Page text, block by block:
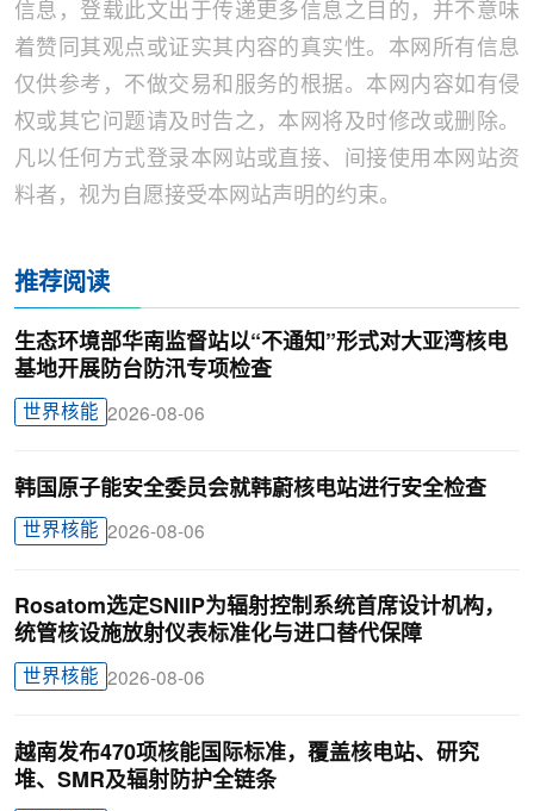
信息，登载此文出于传递更多信息之目的，并不意味
着赞同其观点或证实其内容的真实性。本网所有信息
仅供参考，不做交易和服务的根据。本网内容如有侵
权或其它问题请及时告之，本网将及时修改或删除。
凡以任何方式登录本网站或直接、间接使用本网站资
料者，视为自愿接受本网站声明的约束。
推荐阅读
生态环境部华南监督站以“不通知”形式对大亚湾核电
基地开展防台防汛专项检查
世界核能 2026-08-06
韩国原子能安全委员会就韩蔚核电站进行安全检查
世界核能 2026-08-06
Rosatom选定SNIIP为辐射控制系统首席设计机构，
统管核设施放射仪表标准化与进口替代保障
世界核能 2026-08-06
越南发布470项核能国际标准，覆盖核电站、研究
堆、SMR及辐射防护全链条